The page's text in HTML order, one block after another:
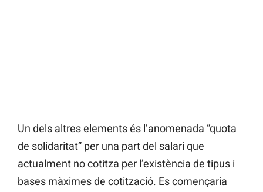
Un dels altres elements és l’anomenada “quota
de solidaritat” per una part del salari que
actualment no cotitza per l’existència de tipus i
bases màximes de cotització. Es començaria